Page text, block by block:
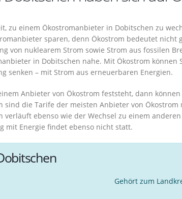
zu einem Ökostromanbieter in Dobitschen zu
sparen, denn Ökostrom bedeutet nicht
von nuklearem Strom sowie Strom aus fossilen
in Dobitschen nahe. Mit Ökostrom können
senken – mit Strom aus erneuerbaren Energien.
Anbieter von Ökostrom feststeht, dann
sind die Tarife der meisten Anbieter von
verläuft ebenso wie der Wechsel zu einem
mit Energie findet ebenso nicht statt.
Gehört zum